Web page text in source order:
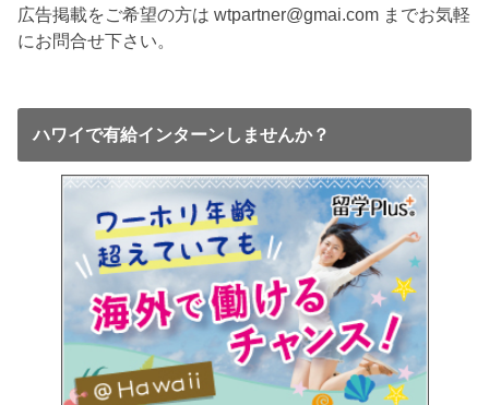
広告掲載をご希望の方は wtpartner@gmai.com までお気軽
にお問合せ下さい。
ハワイで有給インターンしませんか？